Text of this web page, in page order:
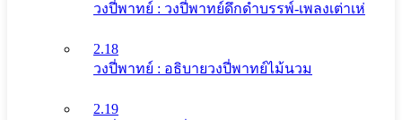
วงปี่พาทย์ : วงปี่พาทย์ดึกดําบรรพ์-เพลงเต่าเห่
2.18
วงปี่พาทย์ : อธิบายวงปี่พาทย์ไม้นวม
2.19